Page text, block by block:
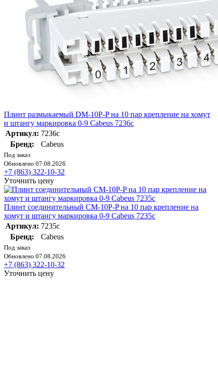
Плинт размыкаемый DM-10P-P на 10 пар крепление на хомут
и штангу маркировка 0-9 Cabeus 7236c
Артикул: 7236c
Бренд:
Cabeus
Под заказ
Обновлено 07.08.2026
+7 (863) 322-10-32
Уточнить цену
Плинт соединительный CM-10P-P на 10 пар крепление на
хомут и штангу маркировка 0-9 Cabeus 7235c
Артикул: 7235c
Бренд:
Cabeus
Под заказ
Обновлено 07.08.2026
+7 (863) 322-10-32
Уточнить цену